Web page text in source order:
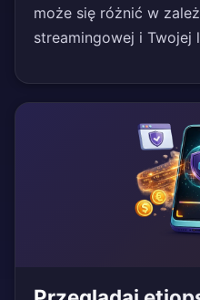
może się różnić w
streamingowej i Twojej